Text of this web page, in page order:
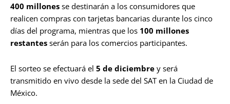
400 millones se destinarán a los consumidores que
realicen compras con tarjetas bancarias durante los cinco
días del programa, mientras que los 100 millones
restantes serán para los comercios participantes.
El sorteo se efectuará el 5 de diciembre y será
transmitido en vivo desde la sede del SAT en la Ciudad de
México.